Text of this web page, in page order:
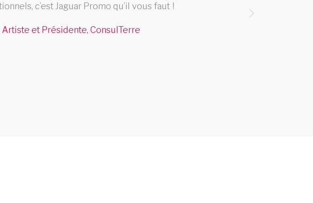
c’est Jaguar Promo qu’il vous faut !
et Présidente, ConsulTerre